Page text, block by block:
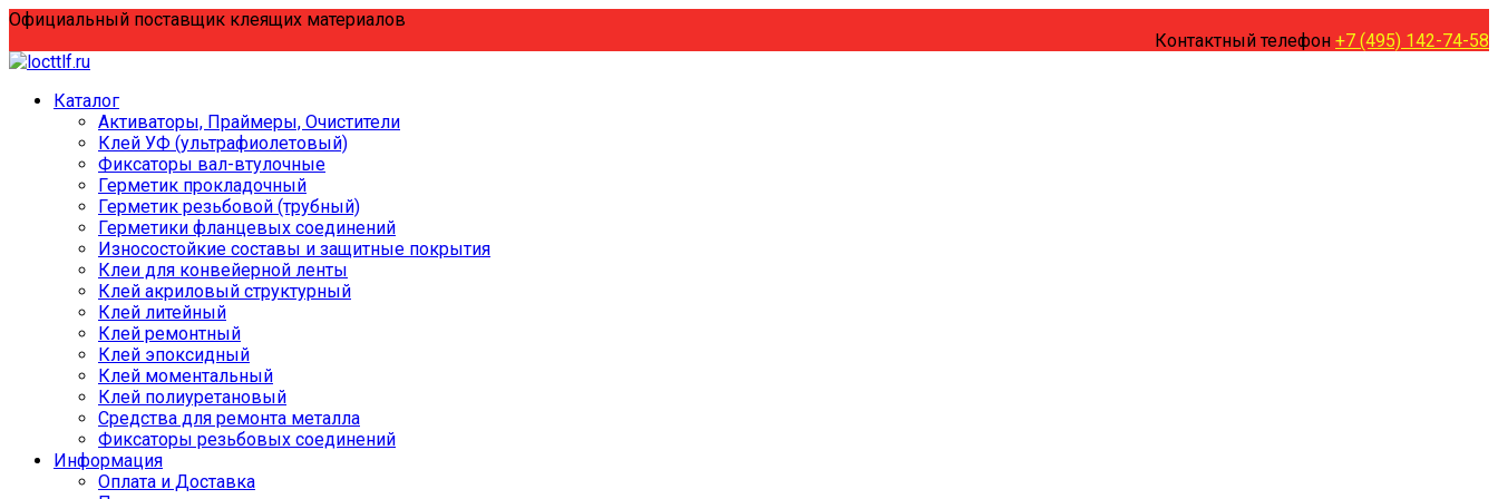
Перейти
содержанию
Официальный поставщик клеящих материалов
Контактный телефон +7 (495) 142-74-58
Каталог
Активаторы, Праймеры, Очистители
Клей УФ (ультрафиолетовый)
Фиксаторы вал-втулочные
Герметик прокладочный
Герметик резьбовой (трубный)
Герметики фланцевых соединений
Износостойкие составы и защитные покрытия
Клеи для конвейерной ленты
Клей акриловый структурный
Клей литейный
Клей ремонтный
Клей эпоксидный
Клей моментальный
Клей полиуретановый
Средства для ремонта металла
Фиксаторы резьбовых соединений
Информация
Оплата и Доставка